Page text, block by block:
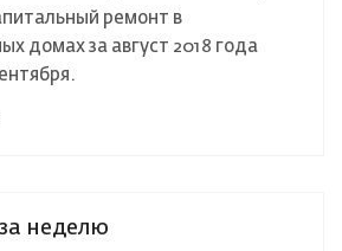
ремонт в
домах за август 2018 года
неделю